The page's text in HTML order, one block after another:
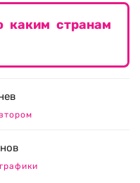
каким странам